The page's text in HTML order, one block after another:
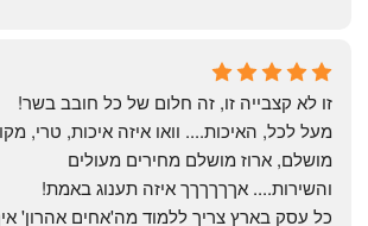
Yonatan Menashe
6 months ago
זו לא קצבייה זו, זה חלום של כל חובב בשר!
מושלם, ארוז מושלם מחירים מעולים
והשירות.... אךךךךךך איזה תענוג באמת!